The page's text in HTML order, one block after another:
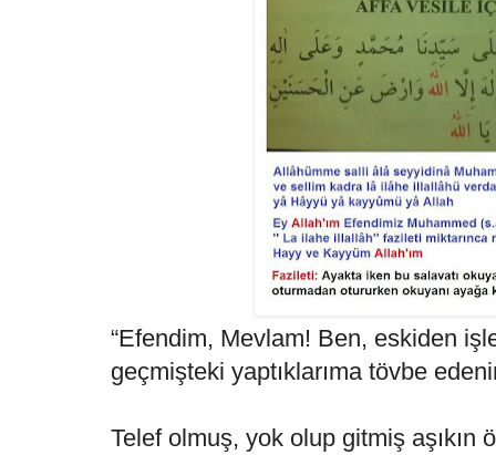
“Efendim, Mevlam! Ben, eskiden
geçmişteki yaptıklarıma tövbe
Telef olmuş, yok olup gitmiş aşıkın